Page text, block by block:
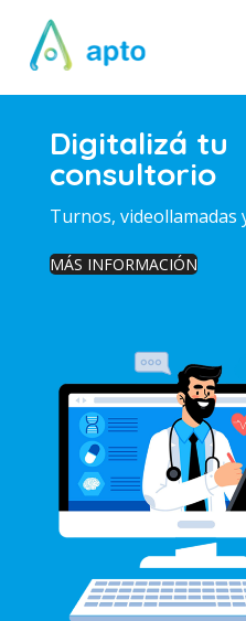
Digitalizá tu
consultorio
Turnos, videollamadas
MÁS INFORMACIÓN